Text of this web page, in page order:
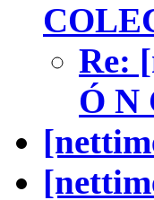
Re:
Ó N